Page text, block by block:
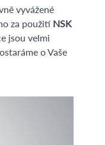
vyvážené
za použití NSK
jsou velmi
o Vaše